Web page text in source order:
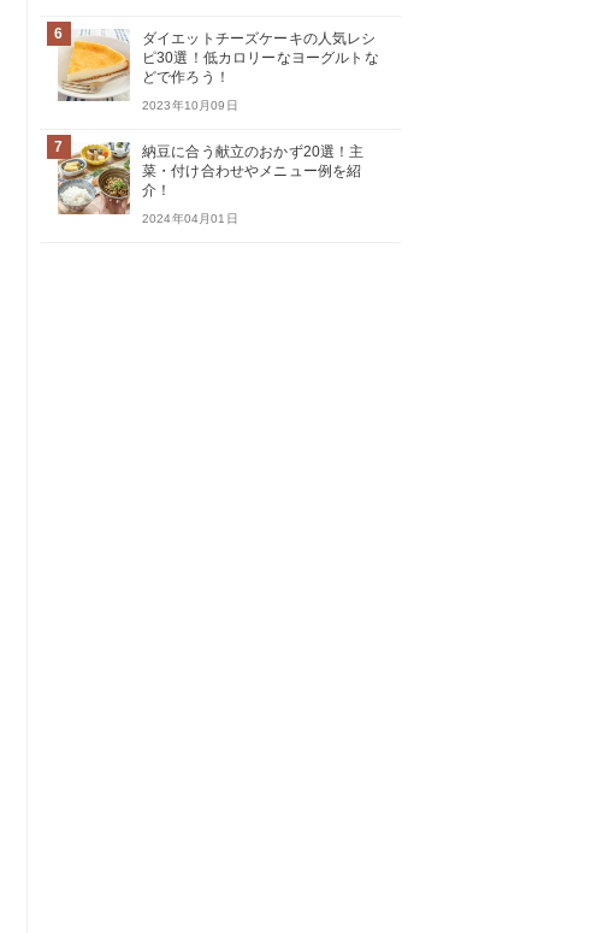
6
ダイエットチーズケーキの人気レシ
ピ30選！低カロリーなヨーグルトな
どで作ろう！
2023年10月09日
7
納豆に合う献立のおかず20選！主
菜・付け合わせやメニュー例を紹
介！
2024年04月01日